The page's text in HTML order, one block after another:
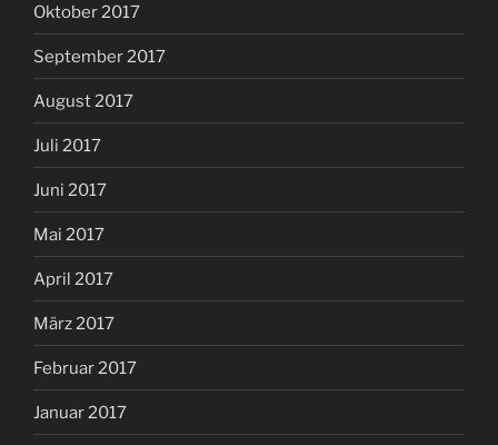
Oktober 2017
September 2017
August 2017
Juli 2017
Juni 2017
Mai 2017
April 2017
März 2017
Februar 2017
Januar 2017